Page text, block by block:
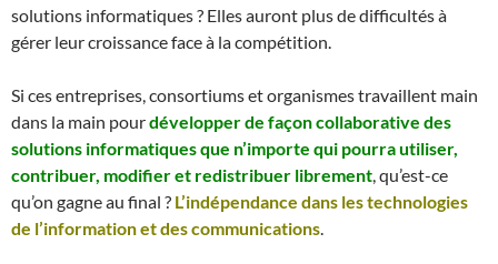
solutions informatiques ? Elles auront plus de difficultés à
gérer leur croissance face à la compétition.
Si ces entreprises, consortiums et organismes travaillent main
dans la main pourdévelopper de façon collaborative des
solutions informatiques que n’importe qui pourra utiliser,
contribuer, modifier et redistribuer librement, qu’est-ce
qu’on gagne au final ? L’indépendance dans les technologies
de l’information et des communications.